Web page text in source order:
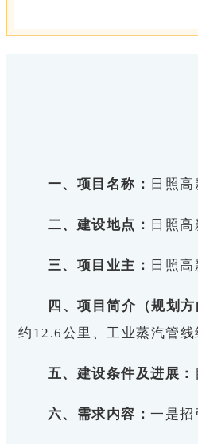
一、项目名称： 日照
二、建设地点： 日照
三、项目业主： 日照
四、项目简介（规划方
约12.6公里、工业蒸汽管
五、建设条件及进展：
六、需求内容：一是招